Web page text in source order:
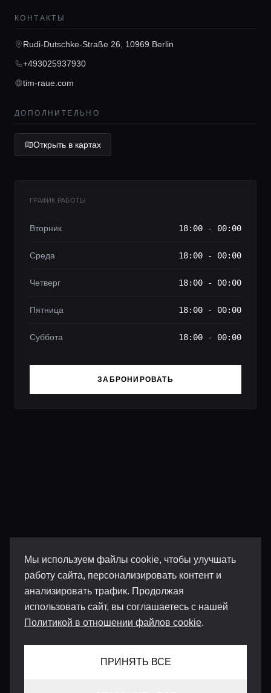
Мы используем файлы cookie, чтобы улучшать
работу сайта, персонализировать контент и
анализировать трафик. Продолжая
использовать сайт, вы соглашаетесь с нашей
Политикой в отношении файлов cookie.
ПРИНЯТЬ ВСЕ
Гиды
Консьерж сервис
Lifestyle журнал
КОНТАКТЫ
Rudi-Dutschke-Straße 26, 10969 Berlin
+493025937930
tim-raue.com
ДОПОЛНИТЕЛЬНО
Открыть в картах
ГРАФИК РАБОТЫ
Вторник 18:00 - 00:00
Среда 18:00 - 00:00
Четверг 18:00 - 00:00
Пятница 18:00 - 00:00
Суббота 18:00 - 00:00
ЗАБРОНИРОВАТЬ